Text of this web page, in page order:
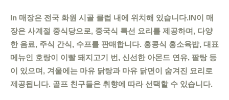
In 매장은 전국 화원 시골 클럽 내에 위치해 있습니다.IN이 매
장은 사계절 중식당으로, 중국식 특선 요리를 제공하며, 다양
한 음료, 주식 간식, 수프를 판매합니다. 홍콩식 홍소육밥, 대표
메뉴인 호랑이 이빨 돼지고기 번, 신선한 아몬드 연유, 팥탕 등
이 있으며, 겨울에는 마유 닭탕과 마유 닭면이 숨겨진 요리로
제공됩니다. 골프 친구들은 취향에 따라 선택할 수 있습니다.